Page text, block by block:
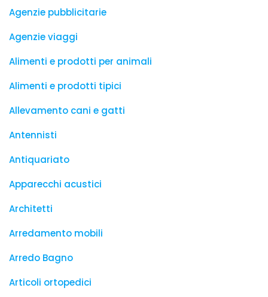
Agenzie pubblicitarie
Agenzie viaggi
Alimenti e prodotti per animali
Alimenti e prodotti tipici
Allevamento cani e gatti
Antennisti
Antiquariato
Apparecchi acustici
Architetti
Arredamento mobili
Arredo Bagno
Articoli ortopedici